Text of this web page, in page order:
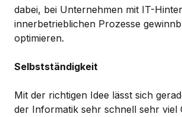
dabei, bei Unternehmen mit IT-
innerbetrieblichen Prozesse
optimieren.
Selbstständigkeit
Mit der richtigen Idee lässt sich
der Informatik sehr schnell sehr viel